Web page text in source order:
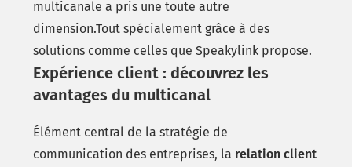
multicanale a pris une toute autre
dimension.Tout spécialement grâce à des
solutions comme celles que Speakylink propose.
Expérience client : découvrez les
avantages du multicanal
Élément central de la stratégie de
communication des entreprises, la relation client